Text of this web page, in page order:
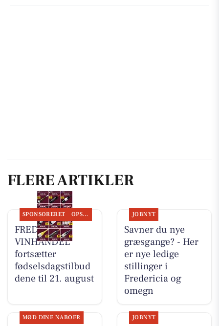
FLERE ARTIKLER
SPONSORERET OPSLAGSTAVLEN
FREDERICIA
VINHANDEL
fortsætter
fødselsdagstilbud
dene til 21. august
JOBNYT
Savner du nye
græsgange? - Her
er nye ledige
stillinger i
Fredericia og
omegn
MØD DINE NABOER JOBNYT